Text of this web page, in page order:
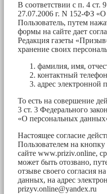
В соответствии с п. 4 ст.
27.07.2006 г. N 152-ФЗ
Пользователь, путем
формы на сайте дает
Редакция газеты
хранение своих
фамилия, имя,
контактный
адрес электронной
То есть на совершение
3 ст. 3 Федерального
«О персональных
Настоящее согласие
Пользователем на
сайте www.priziv.online,
может быть отозвано,
отзыве своего согласия
данных, на адрес
prizyv.online@yandex.ru